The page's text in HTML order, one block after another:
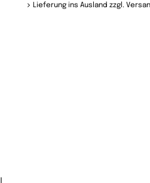
Lieferung ins Ausland zzgl.